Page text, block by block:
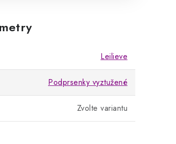
Leilieve
Podprsenky vyztužené
Zvolte variantu